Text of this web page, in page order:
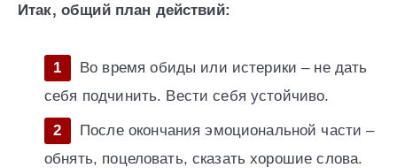
Итак, общий план действий:
Во время обиды или истерики – не дать
себя подчинить. Вести себя устойчиво.
После окончания эмоциональной части –
обнять, поцеловать, сказать хорошие слова.